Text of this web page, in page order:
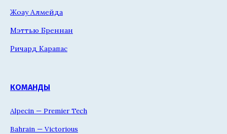
Жоау Алмейда
Мэттью Бреннан
Ричард Карапас
КОМАНДЫ
Alpecin — Premier Tech
Bahrain — Victorious